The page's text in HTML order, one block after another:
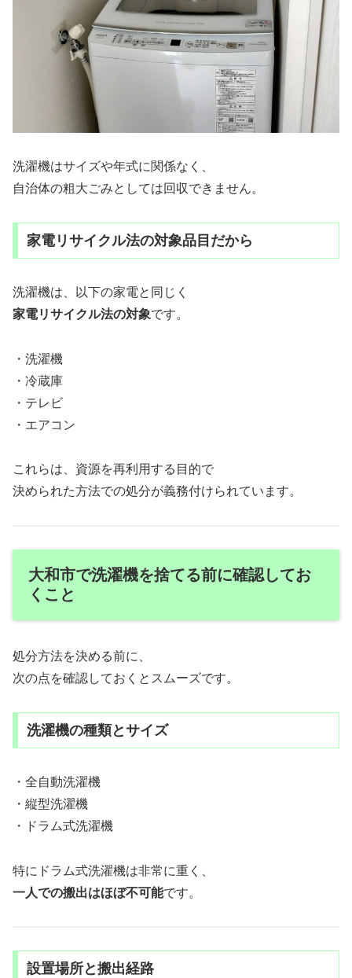
洗濯機はサイズや年式に関係なく、
自治体の粗大ごみとしては回収できません。
家電リサイクル法の対象品目だから
洗濯機は、以下の家電と同じく
家電リサイクル法の対象です。
・洗濯機
・冷蔵庫
・テレビ
・エアコン
これらは、資源を再利用する目的で
決められた方法での処分が義務付けられています。
大和市で洗濯機を捨てる前に確認してお
くこと
処分方法を決める前に、
次の点を確認しておくとスムーズです。
洗濯機の種類とサイズ
・全自動洗濯機
・縦型洗濯機
・ドラム式洗濯機
特にドラム式洗濯機は非常に重く、
一人での搬出はほぼ不可能です。
設置場所と搬出経路